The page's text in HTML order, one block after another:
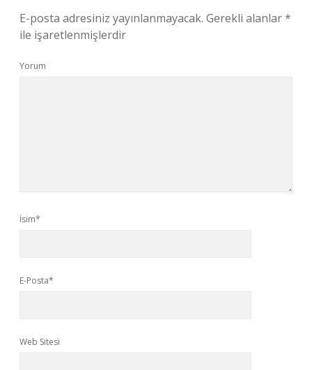
E-posta adresiniz yayınlanmayacak. Gerekli alanlar*
ile işaretlenmişlerdir
Yorum
İsim*
E-Posta*
Web Sitesi